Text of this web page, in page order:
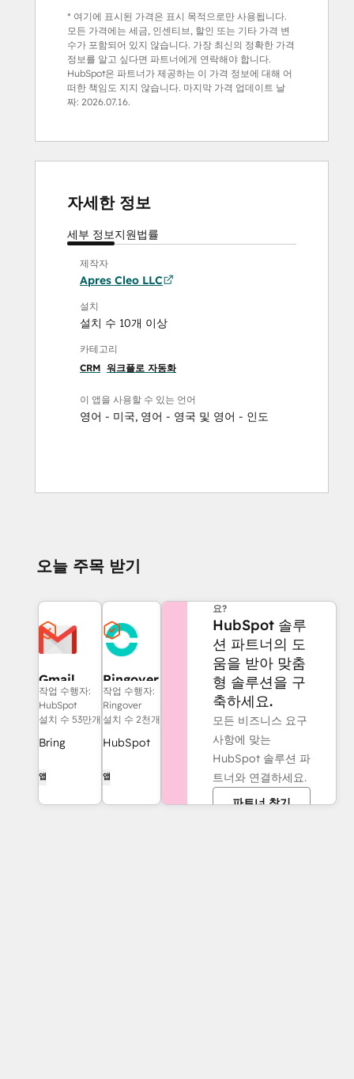
* 여기에 표시된 가격은 표시 목적으로만 사용됩니다.
모든 가격에는 세금, 인센티브, 할인 또는 기타 가격 변
수가 포함되어 있지 않습니다. 가장 최신의 정확한 가격
정보를 알고 싶다면 파트너에게 연락해야 합니다.
HubSpot은 파트너가 제공하는 이 가격 정보에 대해 어
떠한 책임도 지지 않습니다. 마지막 가격 업데이트 날
짜: 2026.07.16.
자세한 정보
세부 정보지원법률
제작자
Apres Cleo LLC
설치
설치 수 10개 이상
카테고리
CRM 워크플로 자동화
이 앱을 사용할 수 있는 언어
영어 - 미국, 영어 - 영국 및 영어 - 인도
오늘 주목 받기
Gmail
작업 수행자:
HubSpot
설치 수 53만개
Bring
your inbox
with the
앱
Ringover
작업 수행자:
Ringover
설치 수 2천개
HubSpot
디오, SMS,
WhatsApp
앱
요?
HubSpot 솔루
션 파트너의 도
움을 받아 맞춤
형 솔루션을 구
축하세요.
모든 비즈니스 요구
사항에 맞는
HubSpot 솔루션 파
트너와 연결하세요.
파트너 찾기